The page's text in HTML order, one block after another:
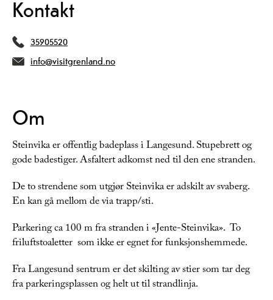
Kontakt
35905520
info@visitgrenland.no
Om
Steinvika er offentlig badeplass i Langesund. Stupebrett og
gode badestiger. Asfaltert adkomst ned til den ene stranden.
De to strendene som utgjør Steinvika er adskilt av svaberg.
En kan gå mellom de via trapp/sti.
Parkering ca 100 m fra stranden i «Jente-Steinvika». To
friluftstoaletter som ikke er egnet for funksjonshemmede.
Fra Langesund sentrum er det skilting av stier som tar deg
fra parkeringsplassen og helt ut til strandlinja.